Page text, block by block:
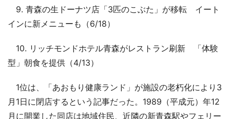
9. 青森の生ドーナツ店「3匹のこぶた」が移転 イート
インに新メニューも（6/18）
10. リッチモンドホテル青森がレストラン刷新 「体験
型」朝食を提供（4/13）
1位は、「あおもり健康ランド」が施設の老朽化により3
月1日に閉店するという記事だった。1989（平成元）年12
月に開業した同店は地域住民、近隣の新青森駅やフェリー